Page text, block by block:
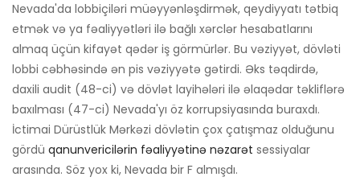
Nevada'da lobbiçiləri müəyyənləşdirmək, qeydiyyatı tətbiq
etmək və ya fəaliyyətləri ilə bağlı xərclər hesabatlarını
almaq üçün kifayət qədər iş görmürlər. Bu vəziyyət, dövləti
lobbi cəbhəsində ən pis vəziyyətə gətirdi. Əks təqdirdə,
daxili audit (48-ci) və dövlət layihələri ilə əlaqədar təkliflərə
baxılması (47-ci) Nevada'yı öz korrupsiyasında buraxdı.
İctimai Dürüstlük Mərkəzi dövlətin çox çatışmaz olduğunu
gördü qanunvericilərin fəaliyyətinə nəzarət sessiyalar
arasında. Söz yox ki, Nevada bir F almışdı.